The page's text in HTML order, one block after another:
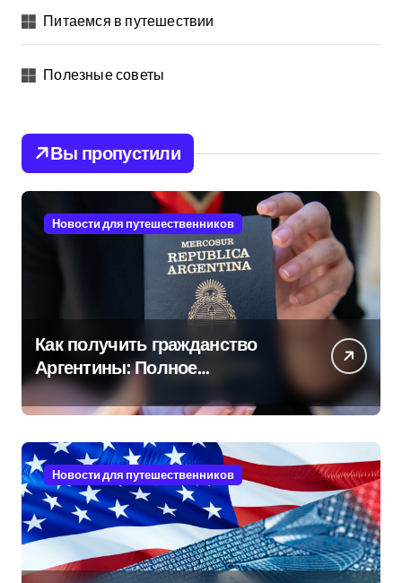
Питаемся в путешествии
Полезные советы
Вы пропустили
Новости для путешественников
Как получить гражданство
Аргентины: Полное
руководство
Новости для путешественников